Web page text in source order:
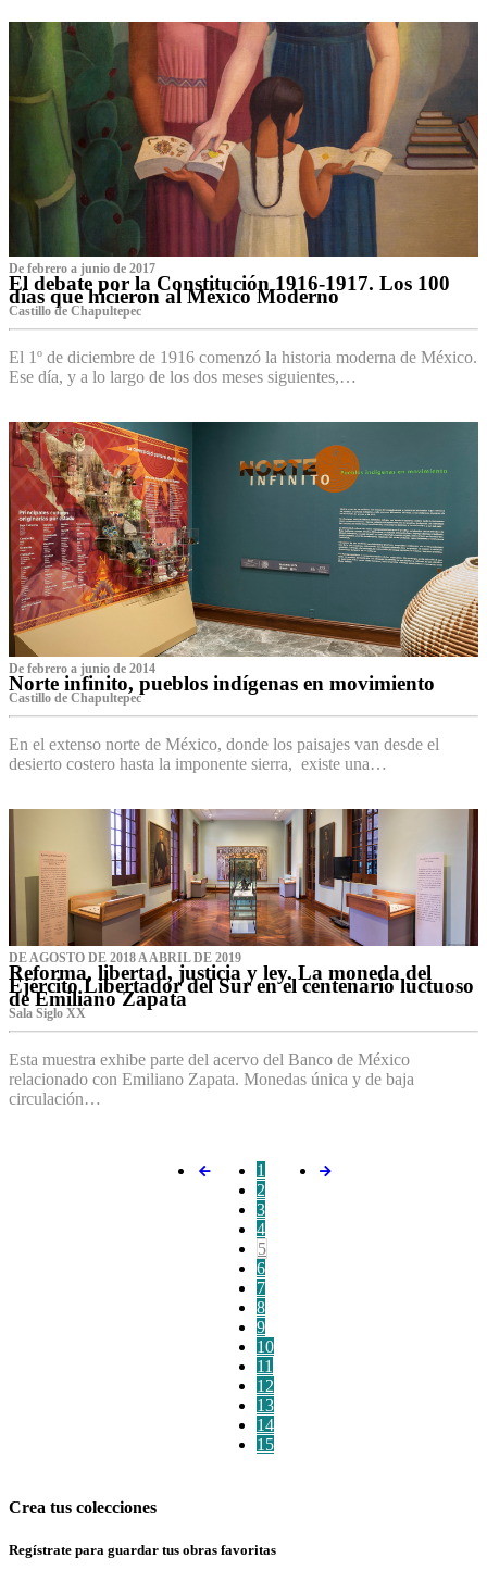
De febrero a junio de 2017
El debate por la Constitución 1916-1917. Los 100
días que hicieron al México Moderno
Castillo de Chapultepec
El 1º de diciembre de 1916 comenzó la historia moderna de México.
Ese día, y a lo largo de los dos meses siguientes,…
De febrero a junio de 2014
Norte infinito, pueblos indígenas en movimiento
Castillo de Chapultepec
En el extenso norte de México, donde los paisajes van desde el
desierto costero hasta la imponente sierra, existe una…
DE AGOSTO DE 2018 A ABRIL DE 2019
Reforma, libertad, justicia y ley. La moneda del
Ejército Libertador del Sur en el centenario luctuoso
de Emiliano Zapata
Sala Siglo XX
Esta muestra exhibe parte del acervo del Banco de México
relacionado con Emiliano Zapata. Monedas única y de baja
circulación…
1
2
3
4
5
6
7
8
9
10
11
12
13
14
15
Crea tus colecciones
Regístrate para guardar tus obras favoritas